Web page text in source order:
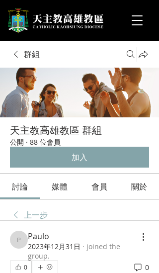
群組
天主教高雄教區 群組
公開 · 88 位會員
加入
討論 媒體 會員 關於
上一步
Paulo
Paulo
2023年12月31日 · joined the
group.
0 0